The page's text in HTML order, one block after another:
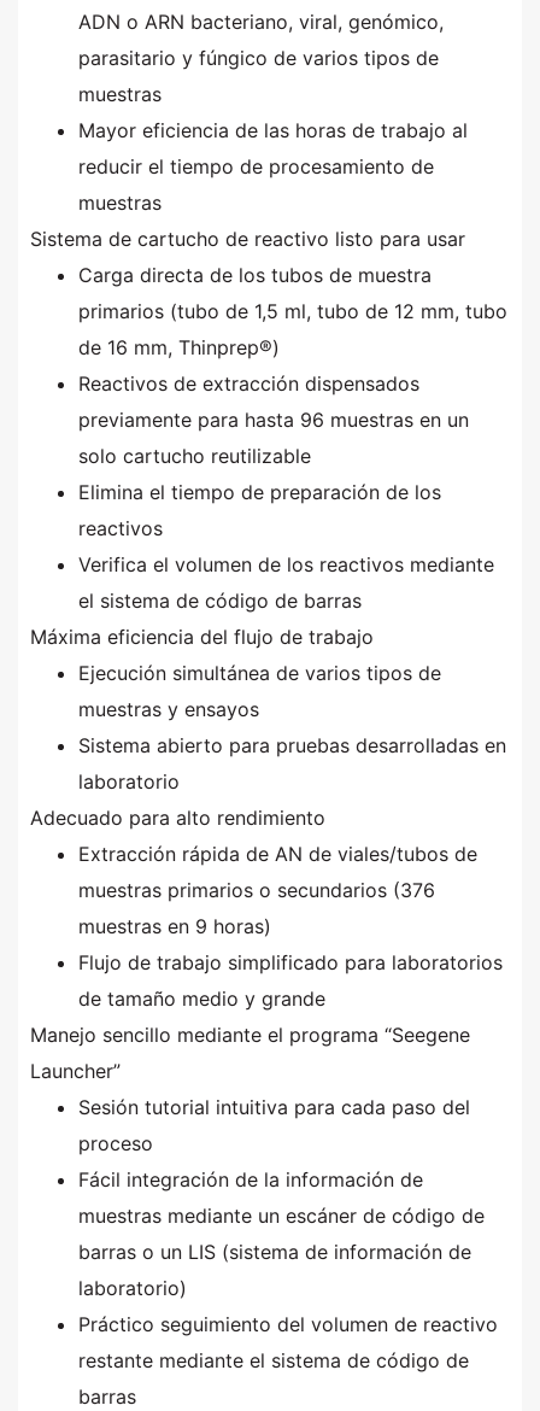
ADN o ARN bacteriano, viral, genómico,
parasitario y fúngico de varios tipos de
muestras
Mayor eficiencia de las horas de trabajo al
reducir el tiempo de procesamiento de
muestras
Sistema de cartucho de reactivo listo para usar
Carga directa de los tubos de muestra
primarios (tubo de 1,5 ml, tubo de 12 mm, tubo
de 16 mm, Thinprep®)
Reactivos de extracción dispensados
previamente para hasta 96 muestras en un
solo cartucho reutilizable
Elimina el tiempo de preparación de los
reactivos
Verifica el volumen de los reactivos mediante
el sistema de código de barras
Máxima eficiencia del flujo de trabajo
Ejecución simultánea de varios tipos de
muestras y ensayos
Sistema abierto para pruebas desarrolladas en
laboratorio
Adecuado para alto rendimiento
Extracción rápida de AN de viales/tubos de
muestras primarios o secundarios (376
muestras en 9 horas)
Flujo de trabajo simplificado para laboratorios
de tamaño medio y grande
Manejo sencillo mediante el programa “Seegene
Launcher”
Sesión tutorial intuitiva para cada paso del
proceso
Fácil integración de la información de
muestras mediante un escáner de código de
barras o un LIS (sistema de información de
laboratorio)
Práctico seguimiento del volumen de reactivo
restante mediante el sistema de código de
barras